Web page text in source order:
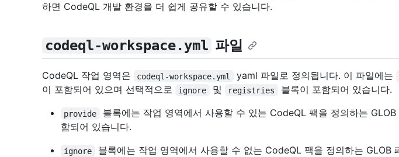
하면 CodeQL 개발 환경을 더 쉽게 공유할 수 있습니다.
codeql-workspace.yml 파일
CodeQL 작업 영역은 codeql-workspace.yml yaml 파일로 정의됩니다. 이 파일에는
이 포함되어 있으며 선택적으로
ignore 및 registries 블록이 포함되어 있습니다.
provide
블록에는 작업 영역에서 사용할 수 있는 CodeQL 팩을 정의하는
함되어 있습니다.
ignore
블록에는 작업 영역에서 사용할 수 없는 CodeQL 팩을 정의하는 GLOB